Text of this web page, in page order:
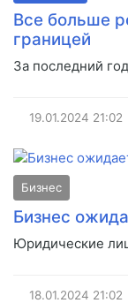
Все больше
границей
За последний
19.01.2024 21:02
Бизнес
Бизнес
Юридические
18.01.2024 21:02